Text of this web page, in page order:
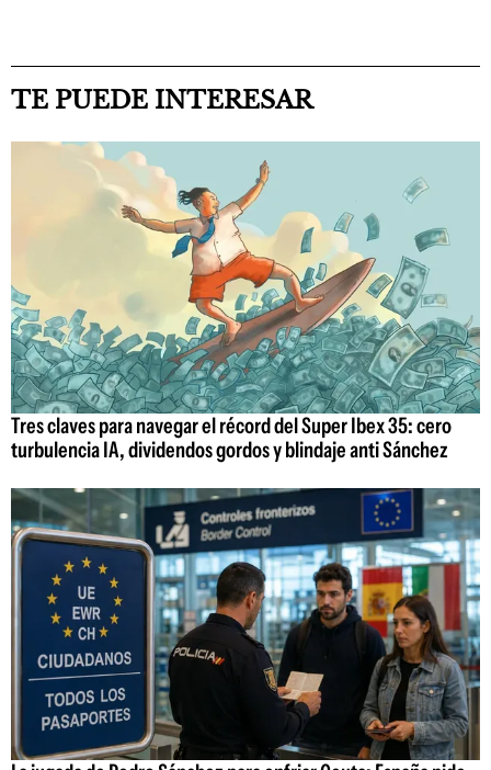
TE PUEDE INTERESAR
Tres claves para navegar el récord del Super Ibex 35: cero
turbulencia IA, dividendos gordos y blindaje anti Sánchez